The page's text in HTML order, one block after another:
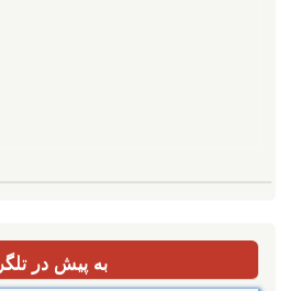
به پیش در تلگرام